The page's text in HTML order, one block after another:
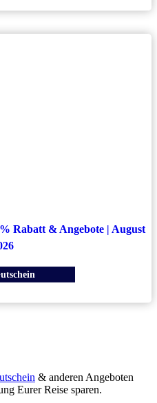
Rabatt & Angebote | August
& anderen Angeboten
Eurer Reise sparen.